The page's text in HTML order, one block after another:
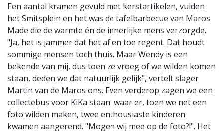
Een aantal kramen gevuld met kerstartikelen, vulden
het Smitsplein en het was de tafelbarbecue van Maros
Made die de warmte én de innerlijke mens verzorgde.
"Ja, het is jammer dat het af en toe regent. Dat houdt
sommige mensen toch thuis. Maar Wendy is een
bekende van mij, dus toen ze vroeg of we wilden komen
staan, deden we dat natuurlijk gelijk", vertelt slager
Martin van de Maros ons. Even verderop zagen we een
collectebus voor KiKa staan, waar er, toen we net een
foto wilden maken, twee enthousiaste kinderen
kwamen aangerend. "Mogen wij mee op de foto?!". Het